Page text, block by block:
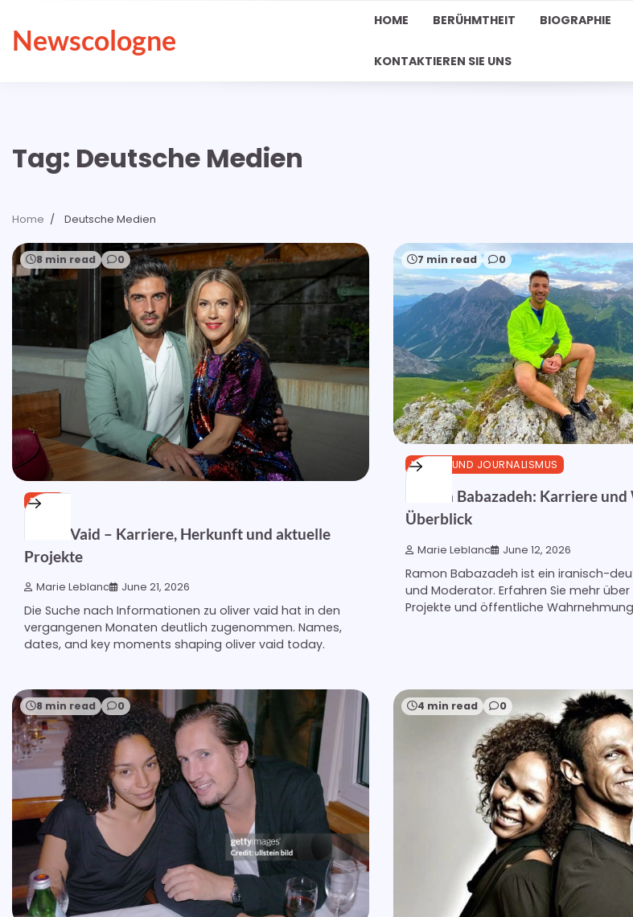
content
Newscologne
HOME BERÜHMTHEIT BIOGRAPHIE
KONTAKTIEREN SIE UNS
Tag: Deutsche Medien
Home Deutsche Medien
8 min read 0
BLOG
Oliver Vaid – Karriere, Herkunft und aktuelle
Projekte
Marie Leblanc June 21, 2026
Die Suche nach Informationen zu oliver vaid hat in den
vergangenen Monaten deutlich zugenommen. Names,
dates, and key moments shaping oliver vaid today.
7 min read 0
MEDIEN UND JOURNALISMUS
Ramon Babazadeh: Karriere
Überblick
Marie Leblanc June 12, 2026
Ramon Babazadeh ist ein iranisch-
und Moderator. Erfahren Sie mehr
Projekte und öffentliche
8 min read 0 4 min read 0